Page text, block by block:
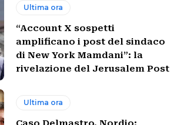
Ultima ora
“Account X sospetti
amplificano i post del sindaco
di New York Mamdani”: la
rivelazione del Jerusalem Post
Ultima ora